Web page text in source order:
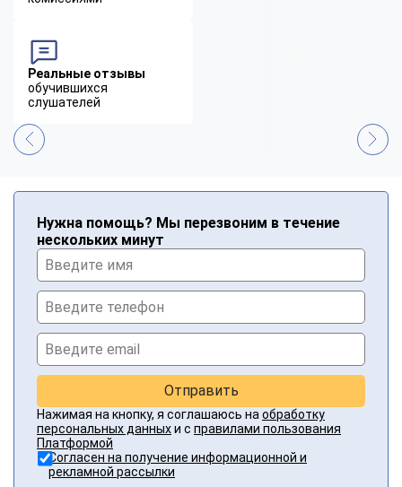
Реальные отзывы
обучившихся
слушателей
Нужна помощь? Мы перезвоним в течение
нескольких минут
Отправить
Нажимая на кнопку, я соглашаюсь на обработку
персональных данныхи с правилами пользования
Платформой
Согласен на получение информационной и
рекламной рассылки